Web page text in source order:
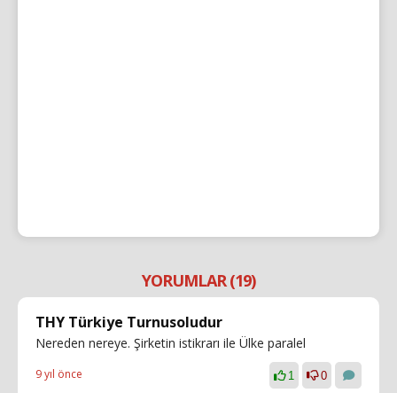
YORUMLAR (19)
THY Türkiye Turnusoludur
Nereden nereye. Şirketin istikrarı ile Ülke paralel
9 yıl önce 1 0